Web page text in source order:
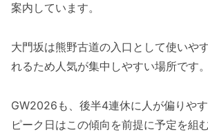
案内しています。
大門坂は熊野古道の入口として使いや
れるため人気が集中しやすい場所です。
GW2026も、後半4連休に人が偏りやす
ピーク日はこの傾向を前提に予定を組